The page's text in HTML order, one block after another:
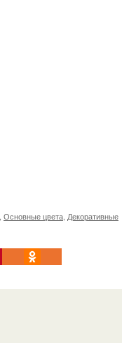
Основные цвета Декоративные